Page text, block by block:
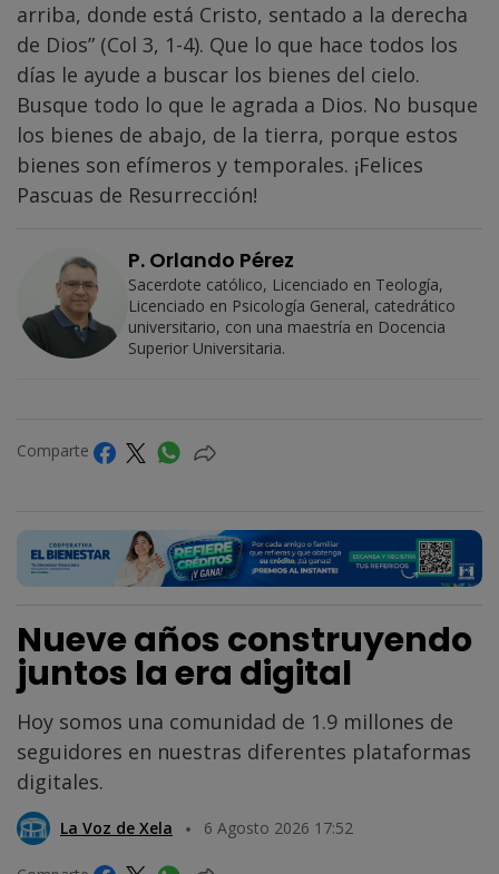
arriba, donde está Cristo, sentado a la derecha
de Dios” (Col 3, 1-4). Que lo que hace todos los
días le ayude a buscar los bienes del cielo.
Busque todo lo que le agrada a Dios. No busque
los bienes de abajo, de la tierra, porque estos
bienes son efímeros y temporales. ¡Felices
Pascuas de Resurrección!
P. Orlando Pérez
Sacerdote católico, Licenciado en Teología,
Licenciado en Psicología General, catedrático
universitario, con una maestría en Docencia
Superior Universitaria.
Comparte
Nueve años construyendo
juntos la era digital
Hoy somos una comunidad de 1.9 millones de
seguidores en nuestras diferentes plataformas
digitales.
La Voz de Xela 6 Agosto 2026 17:52